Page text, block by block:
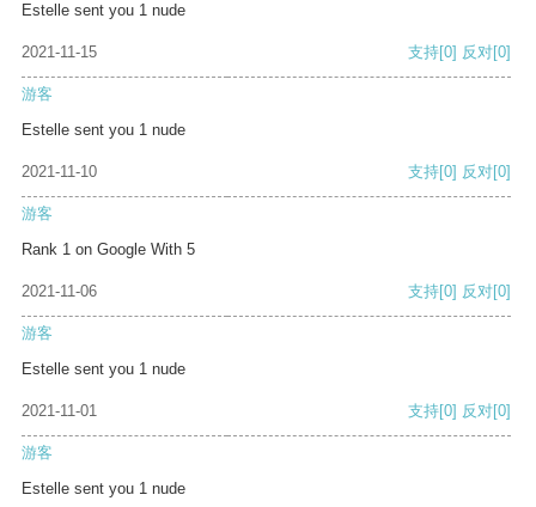
Estelle sent you 1 nude
2021-11-15 支持[0] 反对[0]
游客
Estelle sent you 1 nude
2021-11-10 支持[0] 反对[0]
游客
Rank 1 on Google With 5
2021-11-06 支持[0] 反对[0]
游客
Estelle sent you 1 nude
2021-11-01 支持[0] 反对[0]
游客
Estelle sent you 1 nude